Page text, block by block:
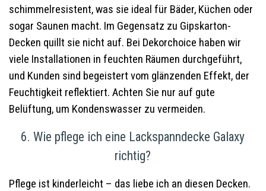
schimmelresistent, was sie ideal für Bäder, Küchen oder
sogar Saunen macht. Im Gegensatz zu Gipskarton-
Decken quillt sie nicht auf. Bei Dekorchoice haben wir
viele Installationen in feuchten Räumen durchgeführt,
und Kunden sind begeistert vom glänzenden Effekt, der
Feuchtigkeit reflektiert. Achten Sie nur auf gute
Belüftung, um Kondenswasser zu vermeiden.
6. Wie pflege ich eine Lackspanndecke Galaxy
richtig?
Pflege ist kinderleicht – das liebe ich an diesen Decken.